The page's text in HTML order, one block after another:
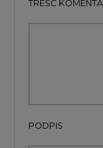
Przesłanie